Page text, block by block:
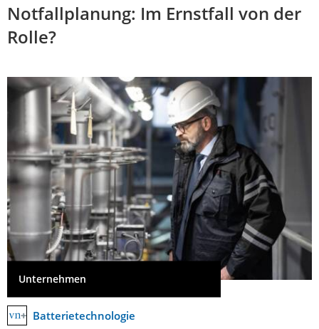
Notfallplanung: Im Ernstfall von der
Rolle?
Unternehmen
Batterietechnologie